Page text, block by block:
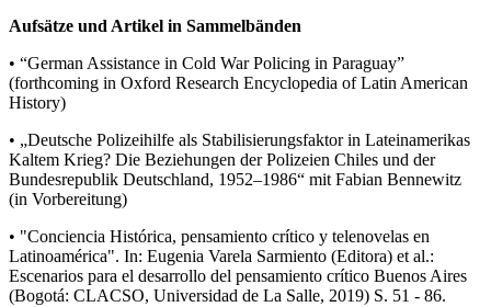
Aufsätze und Artikel in Sammelbänden
• “German Assistance in Cold War Policing in Paraguay”
(forthcoming in Oxford Research Encyclopedia of Latin American
History)
• „Deutsche Polizeihilfe als Stabilisierungsfaktor in Lateinamerikas
Kaltem Krieg? Die Beziehungen der Polizeien Chiles und der
Bundesrepublik Deutschland, 1952–1986“ mit Fabian Bennewitz
(in Vorbereitung)
• "Conciencia Histórica, pensamiento crítico y telenovelas en
Latinoamérica". In: Eugenia Varela Sarmiento (Editora) et al.:
Escenarios para el desarrollo del pensamiento crítico Buenos Aires
(Bogotá: CLACSO, Universidad de La Salle, 2019) S. 51 - 86.